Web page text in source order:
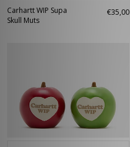
Carhartt WIP Supa
Skull Muts
€35,00